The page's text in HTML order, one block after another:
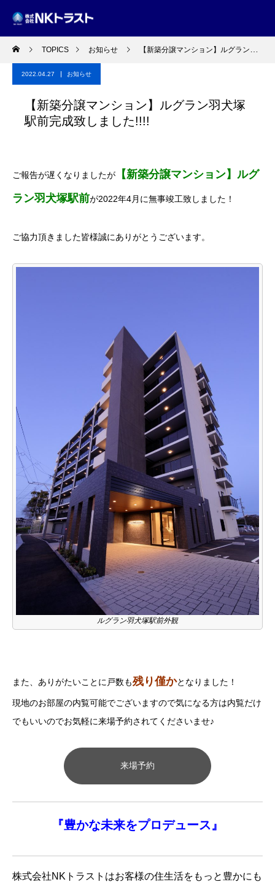
TOPICS お知らせ 【新築分譲マンション】ルグラン羽犬塚駅前完成致しました!!!!
2022.04.27 お知らせ
【新築分譲マンション】ルグラン羽犬塚
駅前完成致しました!!!!
ご報告が遅くなりましたが
【新築分譲マンション】ルグ
ラン羽犬塚駅前が2022年4月に無事竣工致しました！
ご協力頂きました皆様誠にありがとうございます。
ルグラン羽犬塚駅前外観
また、ありがたいことに戸数も残り僅かとなりました！
現地のお部屋の内覧可能でございますので気になる方は内覧だけ
でもいいのでお気軽に来場予約されてくださいませ♪
来場予約
『豊かな未来をプロデュース』
株式会社NKトラストはお客様の住生活をもっと豊かにも